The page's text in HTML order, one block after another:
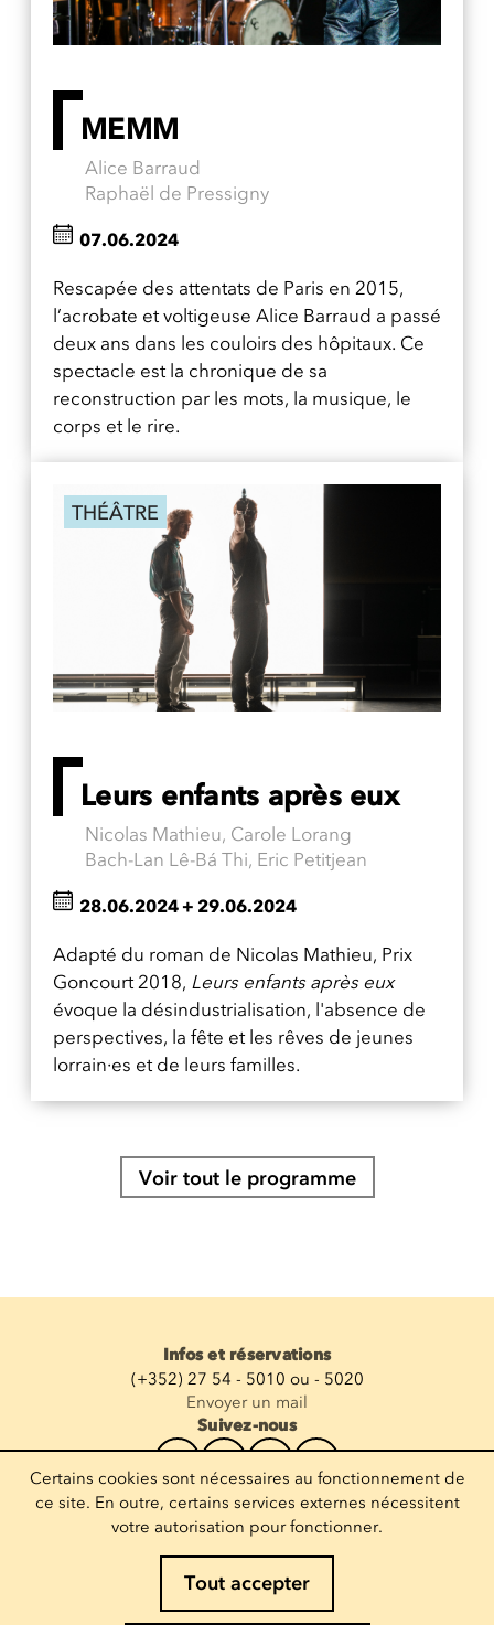
MEMM
Alice Barraud
Raphaël de Pressigny
Rescapée des attentats de Paris en 2015,
l’acrobate et voltigeuse Alice Barraud a passé
deux ans dans les couloirs des hôpitaux. Ce
spectacle est la chronique de sa
reconstruction par les mots, la musique, le
corps et le rire.
07.06.2024
THÉÂTRE
Leurs enfants après eux
Nicolas Mathieu, Carole Lorang
Bach-Lan Lê-Bá Thi, Eric Petitjean
Adapté du roman de Nicolas Mathieu, Prix
Goncourt 2018, Leurs enfants après eux
évoque la désindustrialisation, l'absence de
perspectives, la fête et les rêves de jeunes
lorrain·es et de leurs familles.
28.06.2024+ 29.06.2024
Voir tout le programme
Infos et réservations
(+352) 27 54 - 5010 ou - 5020
Envoyer un mail
Suivez-nous
Recevoir la newsletter
Entrez votre mail
Certains cookies sont nécessaires au fonctionnement de
ce site. En outre, certains services externes nécessitent
votre autorisation pour fonctionner.
Tout accepter